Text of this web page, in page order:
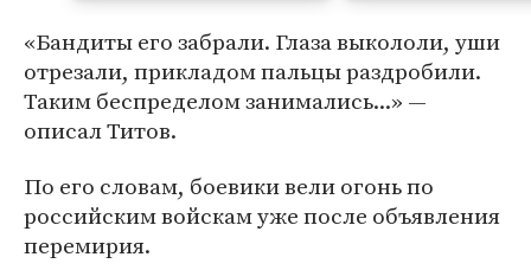
«Бандиты его забрали. Глаза выкололи, уши
отрезали, прикладом пальцы раздробили.
Таким беспределом занимались...» —
описал Титов.
По его словам, боевики вели огонь по
российским войскам уже после объявления
перемирия.